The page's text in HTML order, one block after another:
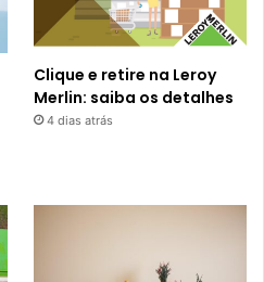
Clique e retire na Leroy
Merlin: saiba os detalhes
4 dias atrás